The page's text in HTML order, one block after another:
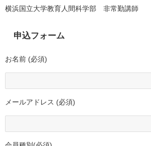
横浜国立大学教育人間科学部 非常勤講師
申込フォーム
お名前 (必須)
メールアドレス (必須)